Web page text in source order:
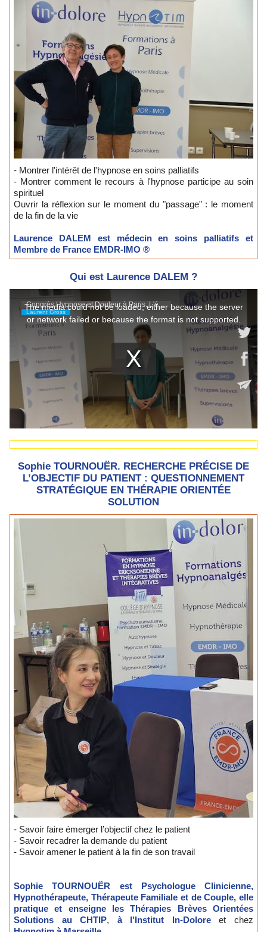
- Montrer l'intérêt de l'hypnose en soins palliatifs
- Montrer comment le recours à l'hypnose participe au soin
spirituel
Ouvrir la réflexion sur le moment du "passage" : le moment
de la fin de la vie
Laurence DALEM est médecin en soins palliatifs et
Membre de France EMDR-IMO ®
Qui est Laurence DALEM ?
Sophie TOURNOUËR. RECHERCHE PRÉCISE DE
L’OBJECTIF DU PATIENT : QUESTIONNEMENT
STRATÉGIQUE EN THÉRAPIE ORIENTÉE
SOLUTION
- Savoir faire émerger l’objectif chez le patient
- Savoir recadrer la demande du patient
- Savoir amener le patient à la fin de son travail
Sophie TOURNOUËR est Psychologue Clinicienne,
Hypnothérapeute, Thérapeute Familiale et de Couple, elle
pratique
et enseigne les Thérapies Brèves Orientées
Solutions au CHTIP, à l'Institut In-Doloreet chez